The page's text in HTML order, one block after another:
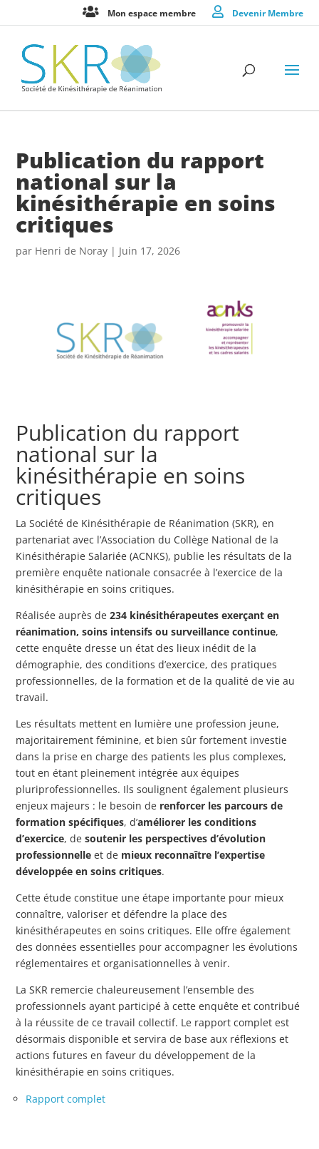
Mon espace membre Devenir Membre
Publication du rapport
national sur la
kinésithérapie en soins
critiques
par Henri de Noray | Juin 17, 2026
Publication du rapport
national sur la
kinésithérapie en soins
critiques
La Société de Kinésithérapie de Réanimation (SKR), en
partenariat avec l’Association du Collège National de la
Kinésithérapie Salariée (ACNKS), publie les résultats de la
première enquête nationale consacrée à l’exercice de la
kinésithérapie en soins critiques.
Réalisée auprès de234 kinésithérapeutes exerçant en
réanimation, soins intensifs ou surveillance continue,
cette enquête dresse un état des lieux inédit de la
démographie, des conditions d’exercice, des pratiques
professionnelles, de la formation et de la qualité de vie au
travail.
Les résultats mettent en lumière une profession jeune,
majoritairement féminine, et bien sûr fortement investie
dans la prise en charge des patients les plus complexes,
tout en étant pleinement intégrée aux équipes
pluriprofessionnelles. Ils soulignent également plusieurs
enjeux majeurs : le besoin de renforcer les parcours de
formation spécifiques, d’améliorer les conditions
d’exercice, desoutenir les perspectives d’évolution
professionnelle et de mieux reconnaître l’expertise
développée en soins critiques.
Cette étude constitue une étape importante pour mieux
connaître, valoriser et défendre la place des
kinésithérapeutes en soins critiques. Elle offre également
des données essentielles pour accompagner les évolutions
réglementaires et organisationnelles à venir.
La SKR remercie chaleureusement l’ensemble des
professionnels ayant participé à cette enquête et contribué
à la réussite de ce travail collectif. Le rapport complet est
désormais disponible et servira de base aux réflexions et
actions futures en faveur du développement de la
kinésithérapie en soins critiques.
Rapport complet